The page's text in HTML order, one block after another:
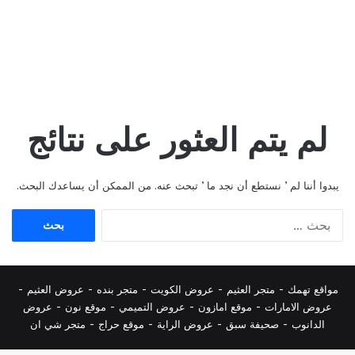
لم يتم العثور على نتائج
يبدوا أننا لم ’ نستطع أن نجد ما ’ تبحث عنه. من الممكن أن يساعدك البحث.
مواقع تهمك - متجر العثيم - عروض الكويت - متجر بنده - عروض العثيم -
عروض الامارات - موقع امازون - عروض التميمي - موقع نون - عروض
الدانوب - صحيفة سبق - عروض الراية - موقع حراج - متجر شي ان